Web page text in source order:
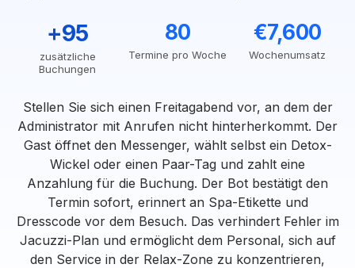
+95
zusätzliche
Buchungen
80
Termine pro Woche
€7,600
Wochenumsatz
Stellen Sie sich einen Freitagabend vor, an dem der
Administrator mit Anrufen nicht hinterherkommt. Der
Gast öffnet den Messenger, wählt selbst ein Detox-
Wickel oder einen Paar-Tag und zahlt eine
Anzahlung für die Buchung. Der Bot bestätigt den
Termin sofort, erinnert an Spa-Etikette und
Dresscode vor dem Besuch. Das verhindert Fehler im
Jacuzzi-Plan und ermöglicht dem Personal, sich auf
den Service in der Relax-Zone zu konzentrieren,